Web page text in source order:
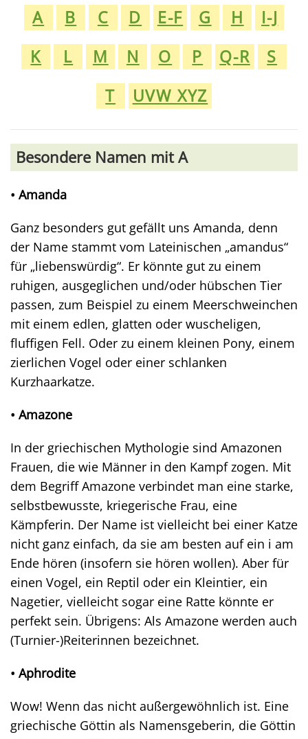
A
B C D E-F G H
I-J
K
L M N O P Q-R
S
T
UVW XYZ
Besondere Namen mit A
• Amanda
Ganz besonders gut gefällt uns Amanda, denn
der Name stammt vom Lateinischen „amandus“
für „liebenswürdig“. Er könnte gut zu einem
ruhigen, ausgeglichen und/oder hübschen Tier
passen, zum Beispiel zu einem Meerschweinchen
mit einem edlen, glatten oder wuscheligen,
fluffigen Fell. Oder zu einem kleinen Pony, einem
zierlichen Vogel oder einer schlanken
Kurzhaarkatze.
• Amazone
In der griechischen Mythologie sind Amazonen
Frauen, die wie Männer in den Kampf zogen. Mit
dem Begriff Amazone verbindet man eine starke,
selbstbewusste, kriegerische Frau, eine
Kämpferin. Der Name ist vielleicht bei einer Katze
nicht ganz einfach, da sie am besten auf ein i am
Ende hören (insofern sie hören wollen). Aber für
einen Vogel, ein Reptil oder ein Kleintier, ein
Nagetier, vielleicht sogar eine Ratte könnte er
perfekt sein. Übrigens: Als Amazone werden auch
(Turnier-)Reiterinnen bezeichnet.
• Aphrodite
Wow! Wenn das nicht außergewöhnlich ist. Eine
griechische Göttin als Namensgeberin, die Göttin